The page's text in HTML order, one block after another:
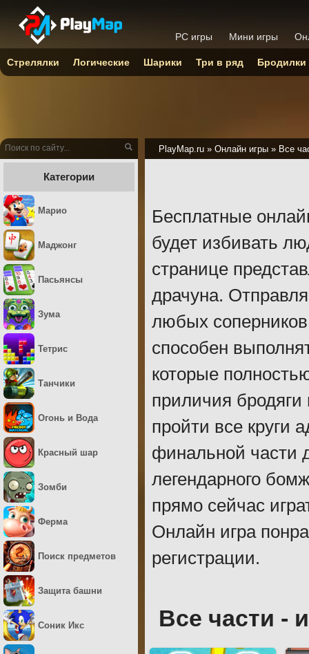
PlayMap.ru » Онлайн игры » Все
Бесплатные
будет избивать
странице
драчуна.
любых
способен
которые
приличия бродяги
пройти все круги
финальной части
легендарного
прямо сейчас
Онлайн игра
регистрации.
Все части -
Категории
Марио
Маджонг
Пасьянсы
Зума
Тетрис
Танчики
Огонь и Вода
Красный шар
Зомби
Ферма
Поиск предметов
Защита башни
Соник Икс
PC игры Мини игры
Стрелялки Логические Шарики Три в ряд Бродилки